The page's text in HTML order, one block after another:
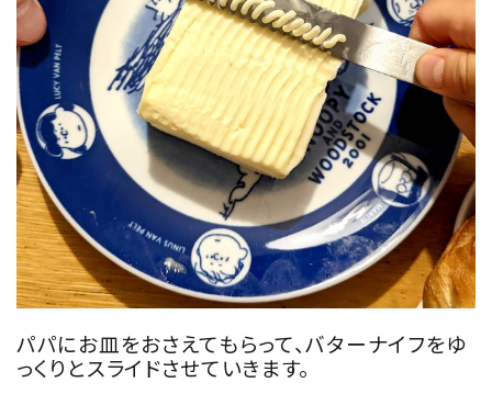
パパにお皿をおさえてもらって、バターナイフをゆ
っくりとスライドさせていきます。